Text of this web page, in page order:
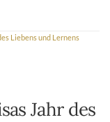
Liebens und Lernens
Jahr des